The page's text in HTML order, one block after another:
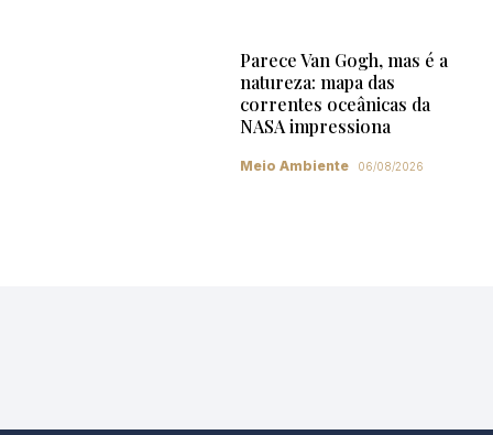
Parece Van Gogh, mas é a
natureza: mapa das
correntes oceânicas da
NASA impressiona
Meio Ambiente 06/08/2026